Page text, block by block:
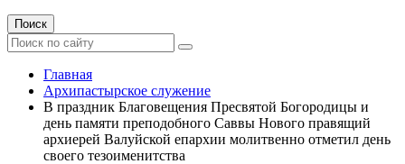
Поиск
Главная
Архипастырское служение
В праздник Благовещения Пресвятой Богородицы и
день памяти преподобного Саввы Нового правящий
архиерей Валуйской епархии молитвенно отметил день
своего тезоименитства